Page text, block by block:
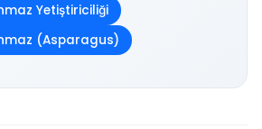
Yetiştiriciliği
(Asparagus)